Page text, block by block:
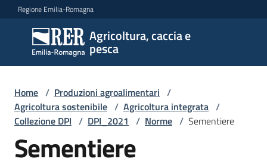
Vai al contenuto
Vai alla navigazione
Vai al footer
Regione Emilia-Romagna
Agricoltura, caccia e
pesca
Agricoltura,
caccia e
pesca
Argomenti
Home / Produzioni agroalimentari /
Agricoltura sostenibile / Agricoltura integrata /
Collezione DPI / DPI_2021 / Norme / Sementiere
Sementiere